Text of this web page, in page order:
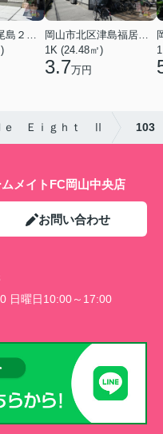
岡山市中区原尾島２丁目
岡山市北区津島福居１丁目
1K (24.48㎡)
3.7万円
ｅ Ｅｉｇｈｔ Ⅱ 103
メイトFC岡山中央店
お問い合わせ
日曜日10:00～17:00